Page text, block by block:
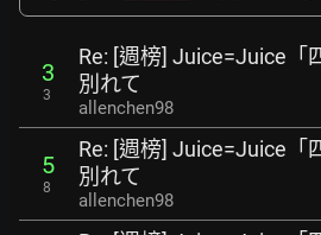
3
3
Re: [週榜] Juice=Juice「
別れて
allenchen98
5
8
Re: [週榜] Juice=Juice「
別れて
allenchen98